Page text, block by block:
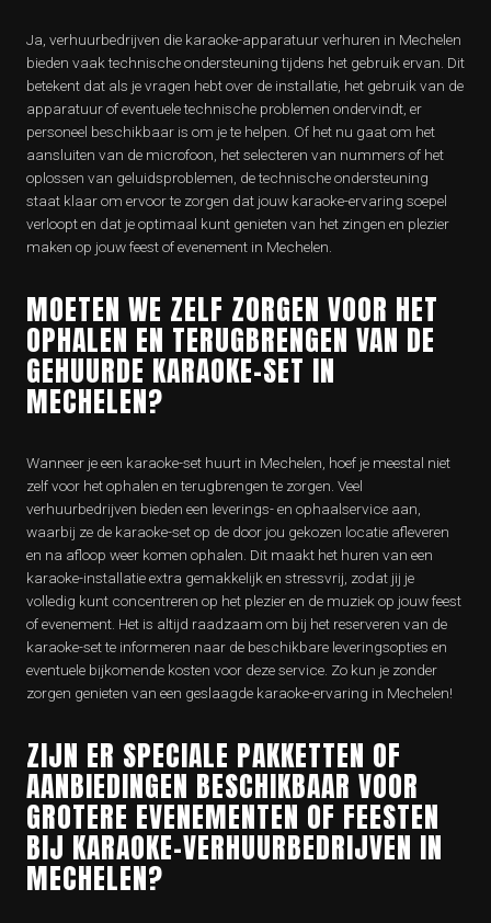
Ja, verhuurbedrijven die karaoke-apparatuur verhuren in Mechelen
bieden vaak technische ondersteuning tijdens het gebruik ervan. Dit
betekent dat als je vragen hebt over de installatie, het gebruik van de
apparatuur of eventuele technische problemen ondervindt, er
personeel beschikbaar is om je te helpen. Of het nu gaat om het
aansluiten van de microfoon, het selecteren van nummers of het
oplossen van geluidsproblemen, de technische ondersteuning
staat klaar om ervoor te zorgen dat jouw karaoke-ervaring soepel
verloopt en dat je optimaal kunt genieten van het zingen en plezier
maken op jouw feest of evenement in Mechelen.
MOETEN WE ZELF ZORGEN VOOR HET
OPHALEN EN TERUGBRENGEN VAN DE
GEHUURDE KARAOKE-SET IN
MECHELEN?
Wanneer je een karaoke-set huurt in Mechelen, hoef je meestal niet
zelf voor het ophalen en terugbrengen te zorgen. Veel
verhuurbedrijven bieden een leverings- en ophaalservice aan,
waarbij ze de karaoke-set op de door jou gekozen locatie afleveren
en na afloop weer komen ophalen. Dit maakt het huren van een
karaoke-installatie extra gemakkelijk en stressvrij, zodat jij je
volledig kunt concentreren op het plezier en de muziek op jouw feest
of evenement. Het is altijd raadzaam om bij het reserveren van de
karaoke-set te informeren naar de beschikbare leveringsopties en
eventuele bijkomende kosten voor deze service. Zo kun je zonder
zorgen genieten van een geslaagde karaoke-ervaring in Mechelen!
ZIJN ER SPECIALE PAKKETTEN OF
AANBIEDINGEN BESCHIKBAAR VOOR
GROTERE EVENEMENTEN OF FEESTEN
BIJ KARAOKE-VERHUURBEDRIJVEN IN
MECHELEN?